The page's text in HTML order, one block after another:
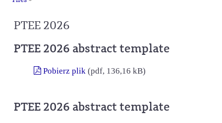
PTEE 2026
PTEE 2026 abstract template
Pobierz plik (pdf, 136,16 kB)
PTEE 2026 abstract template